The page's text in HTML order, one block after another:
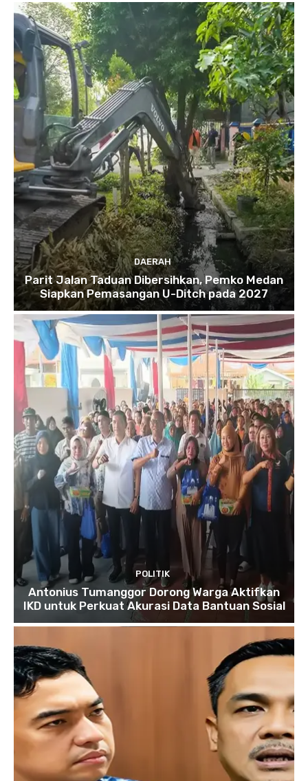
DAERAH
Parit Jalan Taduan Dibersihkan, Pemko Medan
Siapkan Pemasangan U-Ditch pada 2027
POLITIK
Antonius Tumanggor Dorong Warga Aktifkan
IKD untuk Perkuat Akurasi Data Bantuan Sosial